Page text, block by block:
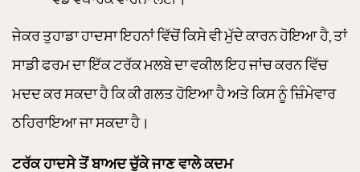
ਜੇਕਰ ਤੁਹਾਡਾ ਹਾਦਸਾ ਇਹਨਾਂ ਵਿੱਚੋਂ ਕਿਸੇ ਵੀ ਮੁੱਦੇ ਕਾਰਨ ਹੋਇਆ ਹੈ, ਤਾਂ
ਸਾਡੀ ਫਰਮ ਦਾ ਇੱਕ ਟਰੱਕ ਮਲਬੇ ਦਾ ਵਕੀਲ ਇਹ ਜਾਂਚ ਕਰਨ ਵਿੱਚ
ਮਦਦ ਕਰ ਸਕਦਾ ਹੈ ਕਿ ਕੀ ਗਲਤ ਹੋਇਆ ਹੈ ਅਤੇ ਕਿਸ ਨੂੰ ਜ਼ਿੰਮੇਵਾਰ
ਠਹਿਰਾਇਆ ਜਾ ਸਕਦਾ ਹੈ।
ਟਰੱਕ ਹਾਦਸੇ ਤੋਂ ਬਾਅਦ ਚੁੱਕੇ ਜਾਣ ਵਾਲੇ ਕਦਮ